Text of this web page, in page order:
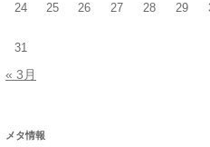
24 25 26 27 28 29
31
« 3月
メタ情報